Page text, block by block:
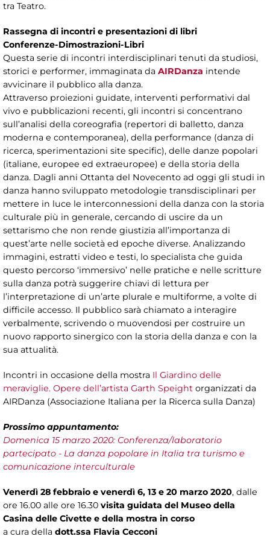
tra Teatro.
Rassegna di incontri e presentazioni di libri
Conferenze-Dimostrazioni-Libri
Questa serie di incontri interdisciplinari tenuti da studiosi,
storici e performer, immaginata da AIRDanza intende
avvicinare il pubblico alla danza.
Attraverso proiezioni guidate, interventi performativi dal
vivo e pubblicazioni recenti, gli incontri si concentrano
sull’analisi della coreografia (repertori di balletto, danza
moderna e contemporanea), della performance (danza di
ricerca, sperimentazioni site specific), delle danze popolari
(italiane, europee ed extraeuropee) e della storia della
danza. Dagli anni Ottanta del Novecento ad oggi gli studi in
danza hanno sviluppato metodologie transdisciplinari per
mettere in luce le interconnessioni della danza con la storia
culturale più in generale, cercando di uscire da un
settarismo che non rende giustizia all’importanza di
quest’arte nelle società ed epoche diverse. Analizzando
immagini, estratti video e testi, lo specialista che guida
questo percorso ‘immersivo’ nelle pratiche e nelle scritture
sulla danza potrà suggerire chiavi di lettura per
l’interpretazione di un’arte plurale e multiforme, a volte di
difficile accesso. Il pubblico sarà chiamato a interagire
verbalmente, scrivendo o muovendosi per costruire un
nuovo rapporto sinergico con la storia della danza e con la
sua attualità.
Incontri in occasione della mostra Il Giardino delle
meraviglie. Opere dell’artista Garth Speight organizzati da
AIRDanza (Associazione Italiana per la Ricerca sulla Danza)
Prossimo appuntamento:
Domenica 15 marzo 2020: Conferenza/laboratorio
partecipato - La danza popolare in Italia tra turismo e
comunicazione interculturale
Venerdì 28 febbraio e venerdì 6, 13 e 20 marzo 2020, dalle
ore 16.00 alle ore 16.30 visita guidata del Museo della
Casina delle Civette e della mostra in corso
a cura della dott.ssa Flavia Cecconi